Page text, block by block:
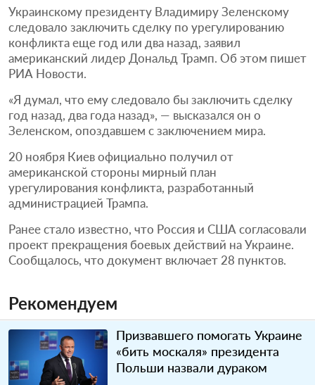
Украинскому президенту Владимиру Зеленскому
следовало заключить сделку по урегулированию
конфликта еще год или два назад, заявил
американский лидер Дональд Трамп. Об этом пишет
РИА Новости.
«Я думал, что ему следовало бы заключить сделку
год назад, два года назад», — высказался он о
Зеленском, опоздавшем с заключением мира.
20 ноября Киев официально получил от
американской стороны мирный план
урегулирования конфликта, разработанный
администрацией Трампа.
Ранее стало известно, что Россия и США согласовали
проект прекращения боевых действий на Украине.
Сообщалось, что документ включает 28 пунктов.
Рекомендуем
Призвавшего помогать Украине
«бить москаля» президента
Польши назвали дураком